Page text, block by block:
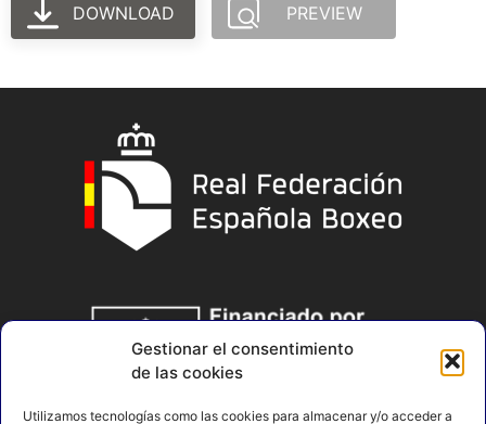
Gestionar el consentimiento
de las cookies
Utilizamos tecnologías como las cookies para almacenar y/o acceder a
DOWNLOAD PREVIEW